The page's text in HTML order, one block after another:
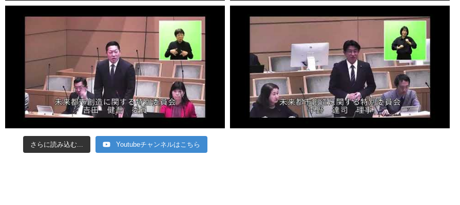
さらに読み込む... Youtubeチャンネルはこちら